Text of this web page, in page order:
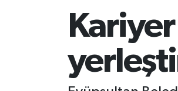
EKONOMİ
Tüm Manşetler
Son Dakika Haberleri
Haber Arşivi